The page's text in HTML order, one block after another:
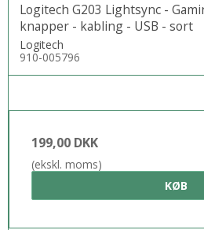
Logitech G203 Lightsync -
knapper - kabling - USB - sort
Logitech
910-005796
199,00 DKK
(ekskl. moms)
KØB